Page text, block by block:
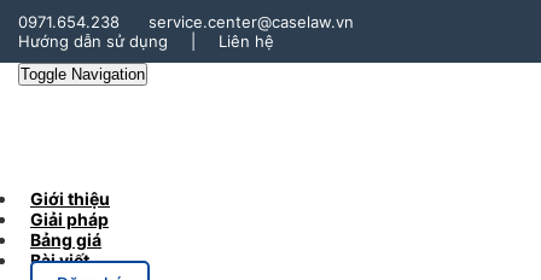
0971.654.238
service.center@caselaw.vn
Hướng dẫn sử dụng
Liên hệ
Toggle Navigation
Giới thiệu
Giải pháp
Bảng giá
Bài viết